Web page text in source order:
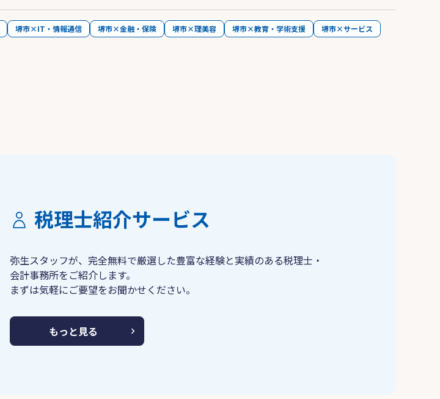
堺市×IT・情報通信 堺市×金融・保険 堺市×理美容 堺市×教育・学術支援
堺市×サービス
税理士紹介サービス
弥生スタッフが、完全無料で厳選した豊富な経験と実績のある税理士・
会計事務所をご紹介します。
まずは気軽にご要望をお聞かせください。
もっと見る